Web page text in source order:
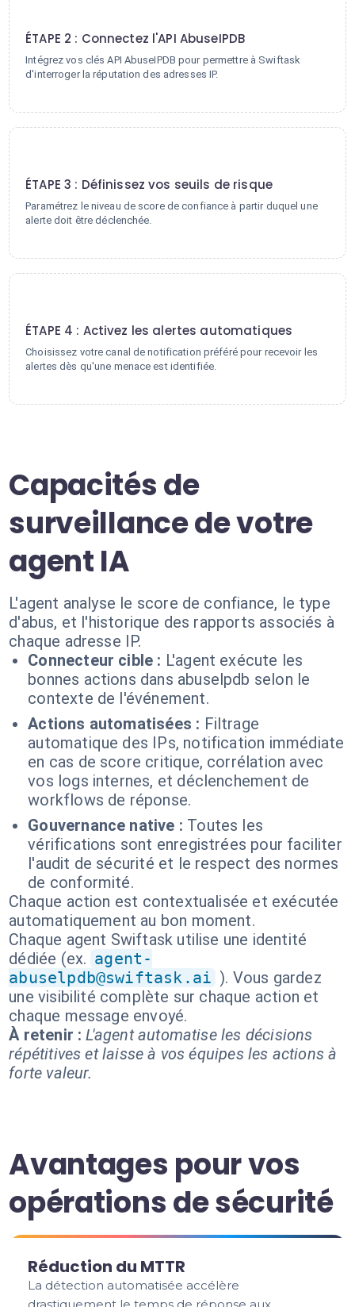
ÉTAPE 2 : Connectez l'API AbuseIPDB
Intégrez vos clés API AbuseIPDB pour permettre à Swiftask
d'interroger la réputation des adresses IP.
ÉTAPE 3 : Définissez vos seuils de risque
Paramétrez le niveau de score de confiance à partir duquel une
alerte doit être déclenchée.
ÉTAPE 4 : Activez les alertes automatiques
Choisissez votre canal de notification préféré pour recevoir les
alertes dès qu'une menace est identifiée.
Capacités de
surveillance de votre
agent IA
L'agent analyse le score de confiance, le type
d'abus, et l'historique des rapports associés à
chaque adresse IP.
Connecteur cible : L'agent exécute les
bonnes actions dans abuselpdb selon le
contexte de l'événement.
Actions automatisées : Filtrage
automatique des IPs, notification immédiate
en cas de score critique, corrélation avec
vos logs internes, et déclenchement de
workflows de réponse.
Gouvernance native : Toutes les
vérifications sont enregistrées pour faciliter
l'audit de sécurité et le respect des normes
de conformité.
Chaque action est contextualisée et exécutée
automatiquement au bon moment.
Chaque agent Swiftask utilise une identité
dédiée (ex. agent-
abuselpdb@swiftask.ai ). Vous gardez
une visibilité complète sur chaque action et
chaque message envoyé.
À retenir : L'agent automatise les décisions
répétitives et laisse à vos équipes les actions à
forte valeur.
Avantages pour vos
opérations de sécurité
Réduction du MTTR
La détection automatisée accélère